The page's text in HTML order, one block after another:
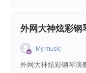
外网大神炫彩
My music
外网大神炫彩钢琴演